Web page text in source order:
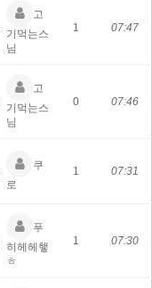
고
기먹는스
님
1 07:47
고
기먹는스
님
0 07:46
쿠
로
1 07:31
푸
히헤헤햏
ㅎ
1 07:30